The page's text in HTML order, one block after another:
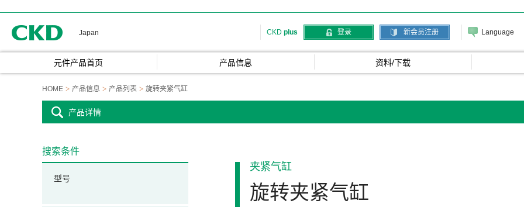
Japan CKD plus 登录 新会员注册 Language
元件产品首页 产品信息 资料/下载
HOME 产品信息 产品列表 旋转夹紧气缸
产品详情
夹紧气缸
旋转夹紧气缸
搜索条件
型号